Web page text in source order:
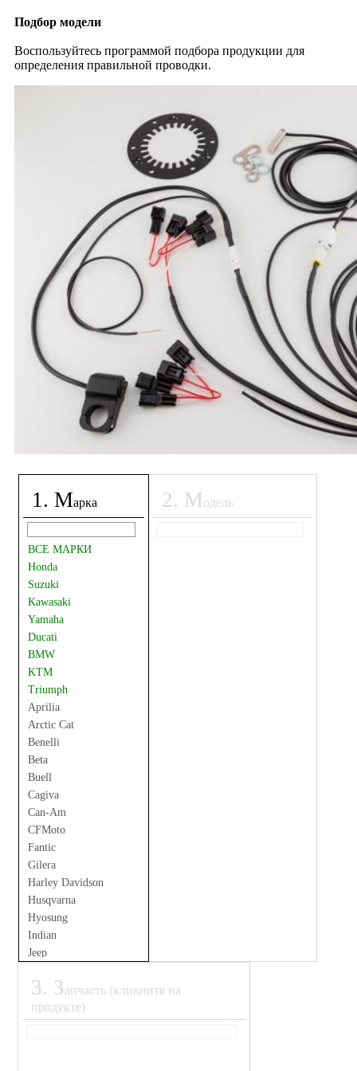
Подбор модели
Воспользуйтесь программой подбора продукции для
определения правильной проводки.
1. Марка
ВСЕ МАРКИ
Honda
Suzuki
Kawasaki
Yamaha
Ducati
BMW
KTM
Triumph
Aprilia
Arctic Cat
Benelli
Beta
Buell
Cagiva
Can-Am
CFMoto
Fantic
Gilera
Harley Davidson
Husqvarna
Hyosung
Indian
Jeep
Land Rover
Moto Guzzi
MV Agusta
2. Модель
3. Запчасть (кликните на
продукте)